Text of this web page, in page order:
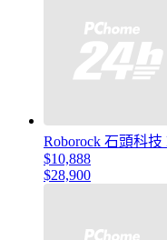
Roborock 石頭科
$10,888
$28,900